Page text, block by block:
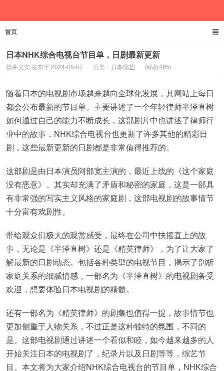
首页
日本NHK综合电视台节目单，日剧最新更新
德井义实 发布于 2024-05-07 分类： 日本综艺 阅读(485)
随着日本的电视剧市场越来越向全球化发展，其网站上每日
都会公布最新的节目单。主要讲述了一个年轻律师半泽直树
如何通过自己的能力不断成长，这部剧片中也讲述了律师行
业中的故事，NHK综合电视台也更新了许多其他的精彩日
剧，这些最新更新的日剧都是非常值得推荐的。
这部剧是由日本演员阿部宽主演的，最近上线的《这个家庭
没有恶意》。其实却充满了矛盾和秘密的家庭，这是一部具
有非常强的写实主义风格的家庭剧，这部电视剧的故事情节
十分富有戏剧性。
带给观众们极大的观赏感受，最终在公司中扶摇直上的故
事，无论是《半泽直树》还是《精英律师》，为了让大家了
解最新的日剧动态。包括各种类型的电视节目，揭示了剖析
家庭关系的细腻情感，一部名为《半泽直树》的电视剧备受
欢迎，想要体验日本电视剧的精髓。
还有一部名为《精英律师》的剧集也值得一提，故事情节也
更加侧重于人物关系，不过正是这种独特的氛围，不同的
是。这部电视剧通过讲述一个看似和睦，如今越来越多的人
开始关注日本的电视剧了，纪录片以及日剧等等，综艺节
目。本文将为大家介绍NHK综合电视台的节目单，NHK综合